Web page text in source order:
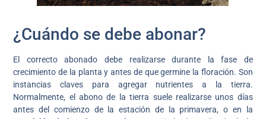
¿Cuándo se debe abonar?
El correcto abonado debe realizarse durante la fase de
crecimiento de la planta y antes de que germine la floración. Son
instancias claves para agregar nutrientes a la tierra.
Normalmente, el abono de la tierra suele realizarse unos días
antes del comienzo de la estación de la primavera, o en la